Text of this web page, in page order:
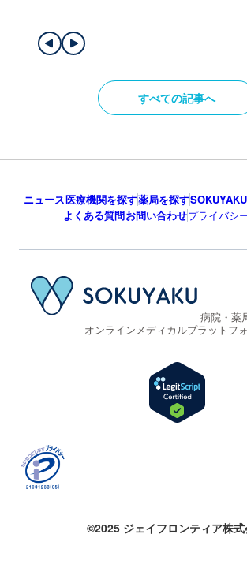
すべての記事へ
ニュース医療機関を探す薬局を探す
よくある質問お問い合わせプライバシ
病院・薬
オンラインメディカルプラットフ
©2025 ジェイフロンティア株